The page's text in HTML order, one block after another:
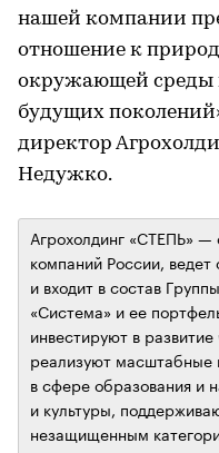
нашей компании
отношение к
окружающей среды
будущих
директор
Недужко.
Агрохолдинг «СТЕПЬ»
компаний России, ведет
и входит в состав
«Система» и ее
инвестируют в
реализуют масштабные
в сфере образования и
и культуры,
незащищенным